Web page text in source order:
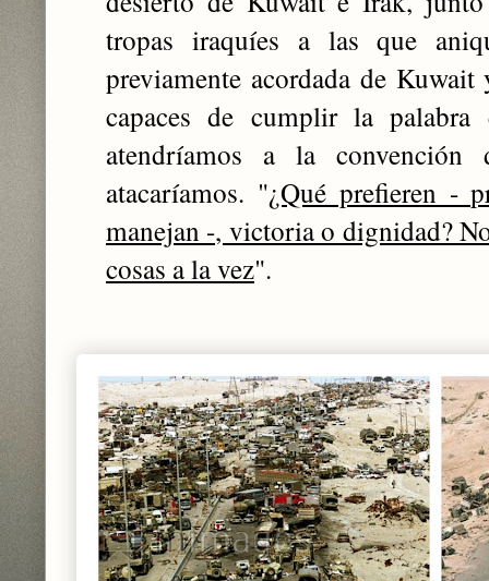
tropas iraquíes a las que
previamente acordada de
capaces de cumplir la palabra
atendríamos a la
atacaríamos. "¿Qué prefieren -
manejan -, victoria o dignidad?
cosas a la vez".